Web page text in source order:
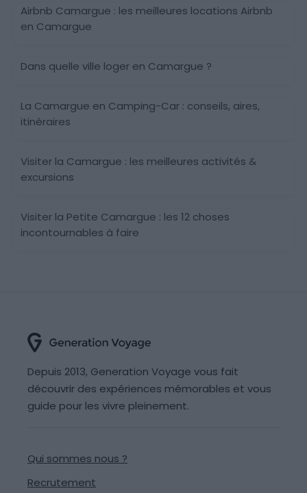
Airbnb Camargue : les meilleures locations Airbnb
en Camargue
Dans quelle ville loger en Camargue ?
La Camargue en Camping-Car : conseils, aires,
itinéraires
Visiter la Camargue : les meilleures activités &
excursions
Visiter la Petite Camargue : les 12 choses
incontournables à faire
Depuis 2013, Generation Voyage vous fait
découvrir des expériences mémorables et vous
guide pour les vivre pleinement.
Qui sommes nous ?
Recrutement